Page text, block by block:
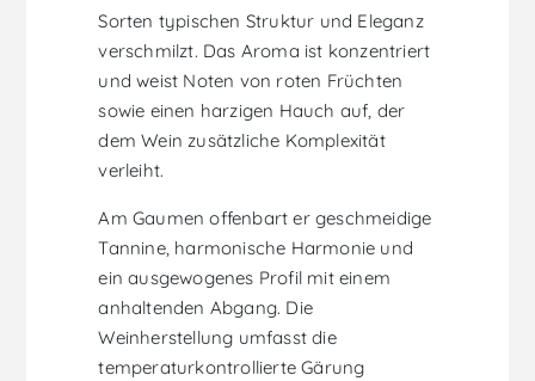
Sorten typischen Struktur und Eleganz
verschmilzt. Das Aroma ist konzentriert
und weist Noten von roten Früchten
sowie einen harzigen Hauch auf, der
dem Wein zusätzliche Komplexität
verleiht.
Am Gaumen offenbart er geschmeidige
Tannine, harmonische Harmonie und
ein ausgewogenes Profil mit einem
anhaltenden Abgang. Die
Weinherstellung umfasst die
temperaturkontrollierte Gärung